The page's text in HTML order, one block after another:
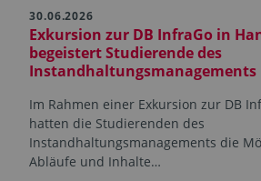
30.06.2026
Exkursion zur DB InfraGo in
begeistert Studierende des
Instandhaltungsmanagements
Im Rahmen einer Exkursion zur DB
hatten die Studierenden des
Instandhaltungsmanagements die
Abläufe und Inhalte…